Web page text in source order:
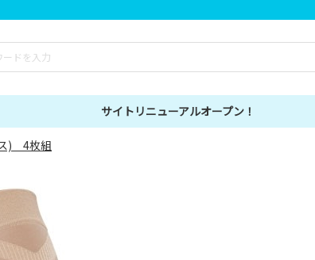
サイトリニューアルオープン！
) 4枚組